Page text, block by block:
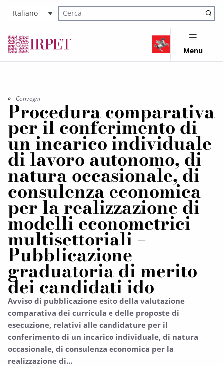
Italiano
Cerca nel sito
Menu
Convegni
Procedura comparativa
per il conferimento di
un incarico individuale
di lavoro autonomo, di
natura occasionale, di
consulenza economica
per la realizzazione di
modelli econometrici
multisettoriali –
Pubblicazione
graduatoria di merito
dei candidati ido
Avviso di pubblicazione esito della valutazione
comparativa dei curricula e delle proposte di
esecuzione, relativi alle candidature per il
conferimento di un incarico individuale, di natura
occasionale, di consulenza economica per la
realizzazione di...